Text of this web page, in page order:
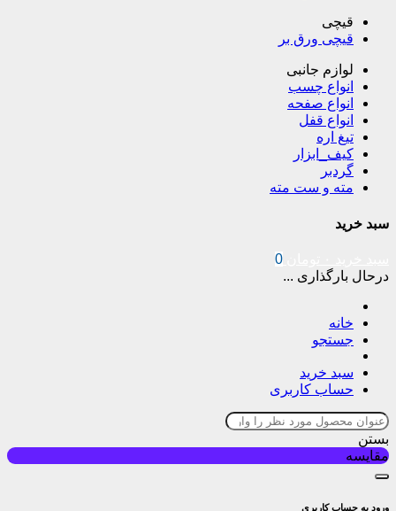
قیچی
قیچی ورق بر
لوازم جانبی
انواع چسب
انواع صفحه
انواع قفل
تیغ اره
کیف_ابزار
گردبر
مته و ست مته
سبد خرید
0
درحال بارگذاری ...
خانه
جستجو
سبد خرید
حساب کاربری
بستن
مقایسه
ورود به حساب کاربری